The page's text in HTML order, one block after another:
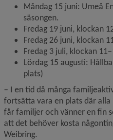
Måndag 15 juni: Umeå
säsongen.
Fredag 19 juni, klockan
Fredag 26 juni, klockan
Fredag 3 juli, klockan
Lördag 15 augusti:
plats)
– I en tid då många
fortsätta vara en plats där alla
får familjer och vänner en fin
att det behöver kosta
Weibring.